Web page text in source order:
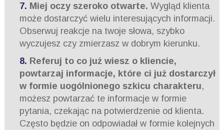
Miej oczy szeroko otwarte. Wygląd klienta
może dostarczyć wielu interesujących informacji.
Obserwuj reakcje na twoje słowa, szybko
wyczujesz czy zmierzasz w dobrym kierunku.
Referuj to co już wiesz o kliencie,
powtarzaj informacje, które ci już dostarczył
w formie uogólnionego szkicu charakteru,
możesz powtarzać te informacje w formie
pytania, czekając na potwierdzenie od klienta.
Często będzie on odpowiadał w formie kolejnych